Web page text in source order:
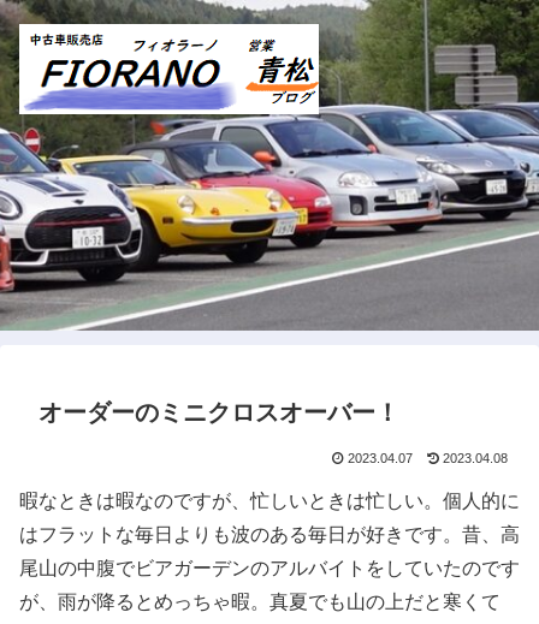
オーダーのミニクロスオーバー！
2023.04.07 2023.04.08
暇なときは暇なのですが、忙しいときは忙しい。個人的に
はフラットな毎日よりも波のある毎日が好きです。昔、高
尾山の中腹でビアガーデンのアルバイトをしていたのです
が、雨が降るとめっちゃ暇。真夏でも山の上だと寒くて